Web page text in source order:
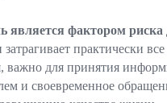
является фактором риска
практически
важно для принятия
и своевременное